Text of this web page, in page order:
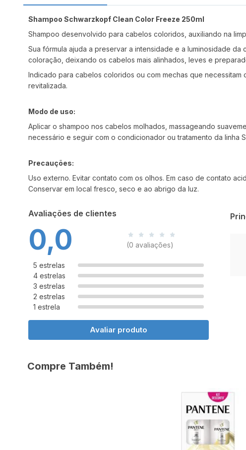
Shampoo Schwarzkopf Clean Color Freeze 250ml
Shampoo desenvolvido para cabelos coloridos, auxiliando na
Sua fórmula ajuda a preservar a intensidade e a luminosidade
coloração, deixando os cabelos mais alinhados, leves e
Indicado para cabelos coloridos ou com mechas que
revitalizada.
Modo de uso:
Aplicar o shampoo nos cabelos molhados, massageando
necessário e seguir com o condicionador ou tratamento da linha
Precauções:
Uso externo. Evitar contato com os olhos. Em caso de contato
Conservar em local fresco, seco e ao abrigo da luz.
Avaliações de clientes
0,0 (0 avaliações)
5 estrelas
4 estrelas
3 estrelas
2 estrelas
1 estrela
Avaliar produto
Compre Também!